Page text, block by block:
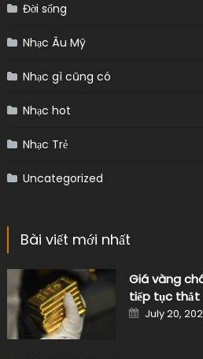
Đời sống
Nhạc Âu Mỹ
Nhạc gì cũng có
Nhạc hot
Nhạc Trẻ
Uncategorized
Bài viết mới nhất
Giá vàng
tiếp tục thắt
Posted
on
July 20,